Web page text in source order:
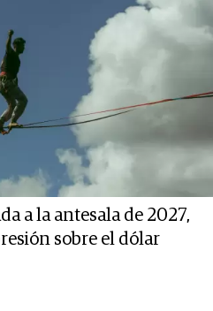
a la antesala de 2027,
sobre el dólar